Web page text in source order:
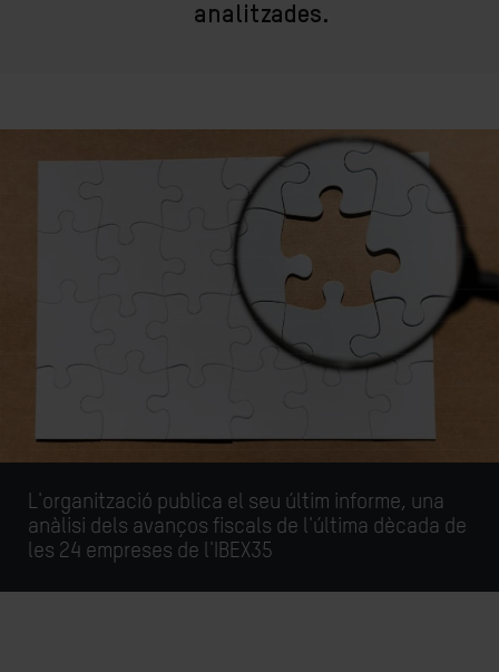
analitzades.
L'organització publica el seu últim informe, una
anàlisi dels avanços fiscals de l'última dècada de
les 24 empreses de l'IBEX35